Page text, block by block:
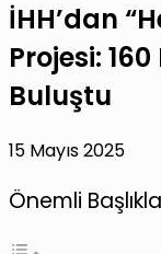
İHH’dan
Projesi:
Buluştu
15 Mayıs 2025
Önemli